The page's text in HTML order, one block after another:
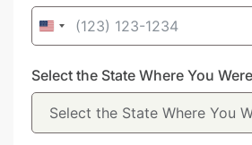
United
+1
Select the State Where You